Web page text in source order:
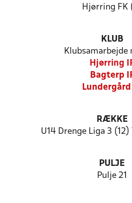
Hjørring FK
KLUB
Klubsamarbejde
Hjørring
Bagterp
Lundergård
RÆKKE
U14 Drenge Liga 3
PULJE
Pulje 21